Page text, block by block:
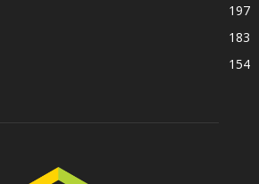
197
183
154